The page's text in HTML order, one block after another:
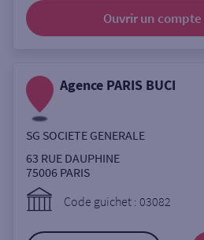
Ouverte le lundi
Ville / Code postal
Ouvrir un compte
Agence PARIS BUCI
SG SOCIETE GENERALE
63 RUE DAUPHINE
75006 PARIS
Code guichet : 03082